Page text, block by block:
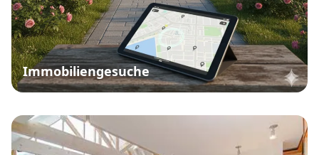
Immobiliengesuche